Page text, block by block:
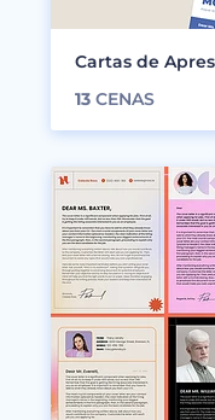
Cartas de
13 CENAS